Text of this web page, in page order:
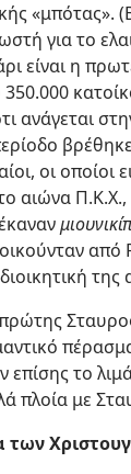
«μπότας».
για το
είναι η
ανάγεται
οι οποίοι
αιώνα
από
της
το
πλοία με
των